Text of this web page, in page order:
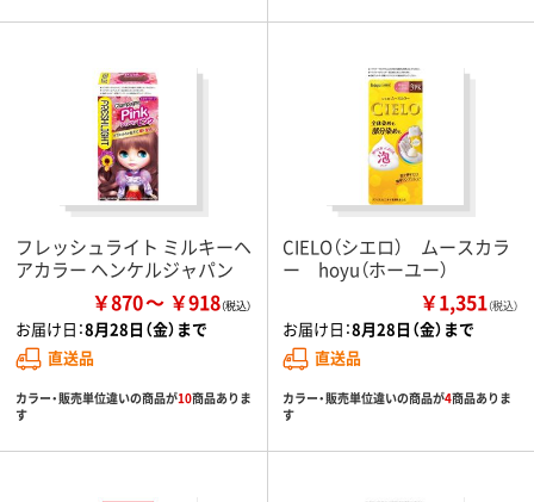
フレッシュライト ミルキーヘ
アカラー ヘンケルジャパン
￥870 ￥918
お届け日：8月28日（金）まで
直送品
カラー・販売単位違いの商品が10商品ありま
す
CIELO（シエロ） ムースカラ
ー hoyu（ホーユー）
￥1,351（税込）
お届け日：8月28日（金）まで
直送品
カラー・販売単位違いの商品が4商品ありま
す